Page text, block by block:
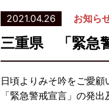
2021.04.26 お知ら
三重県 「緊急
日頃よりみそ吟をご愛
「緊急警戒宣言」の発